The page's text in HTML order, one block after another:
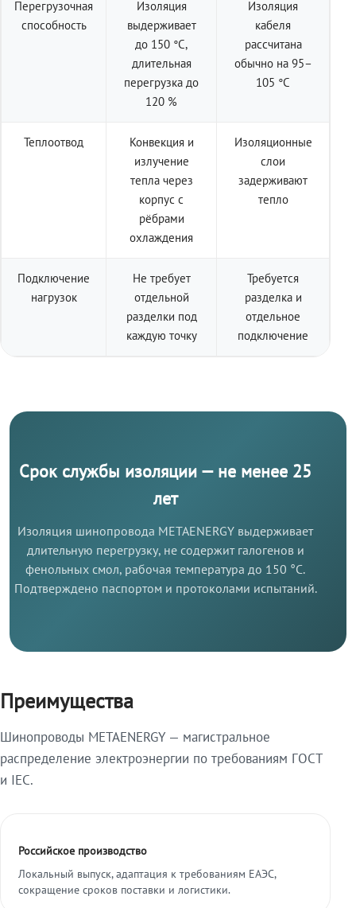
Перегрузочная
способность
Изоляция
выдерживает
до 150 °C,
длительная
перегрузка до
120 %
Изоляция
кабеля
рассчитана
обычно на 95–
105 °C
Теплоотвод
Конвекция и
излучение
тепла через
корпус с
рёбрами
охлаждения
Изоляционные
слои
задерживают
тепло
Подключение
нагрузок
Не требует
отдельной
разделки под
каждую точку
Требуется
разделка и
отдельное
подключение
Срок службы изоляции — не менее 25
лет
Изоляция шинопровода METAENERGY выдерживает
длительную перегрузку, не содержит галогенов и
фенольных смол, рабочая температура до 150 °C.
Подтверждено паспортом и протоколами испытаний.
Преимущества
Шинопроводы METAENERGY — магистральное
распределение электроэнергии по требованиям ГОСТ
и IEC.
Российское производство
Локальный выпуск, адаптация к требованиям ЕАЭС,
сокращение сроков поставки и логистики.